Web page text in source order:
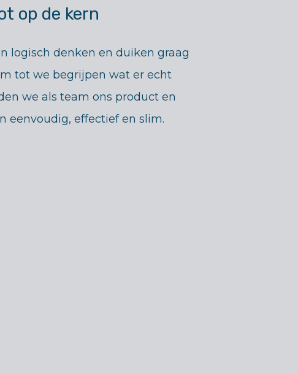
op de kern
logisch denken en duiken graag
tot we begrijpen wat er echt
we als team ons product en
eenvoudig, effectief en slim.